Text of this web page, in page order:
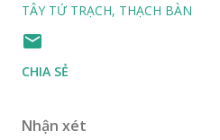
TÂY TỨ TRẠCH THẠCH BÀN
CHIA SẺ
Nhận xét